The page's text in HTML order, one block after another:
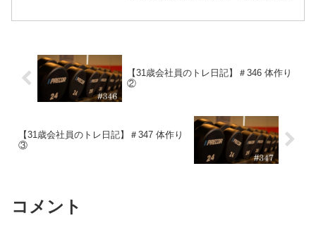
【31歳会社員のトレ日記】＃346 体作り
②
【31歳会社員のトレ日記】＃347 体作り
③
コメント